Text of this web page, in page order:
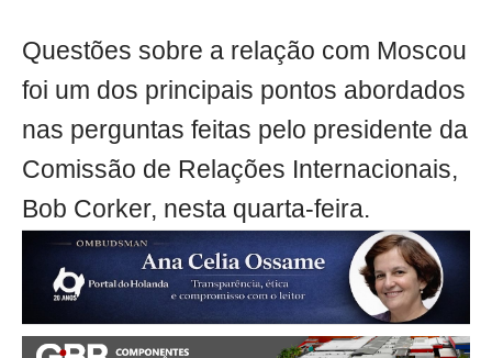
Questões sobre a relação com Moscou
foi um dos principais pontos abordados
nas perguntas feitas pelo presidente da
Comissão de Relações Internacionais,
Bob Corker, nesta quarta-feira.